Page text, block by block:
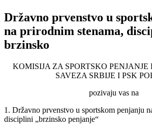
Državno prvenstvo u
na prirodnim stenama,
brzinsko
KOMISIJA ZA SPORTSKO
SAVEZA SRBIJE I PSK
pozivaju vas na
1. Državno prvenstvo u sportskom penjanju
disciplini „brzinsko penjanje“